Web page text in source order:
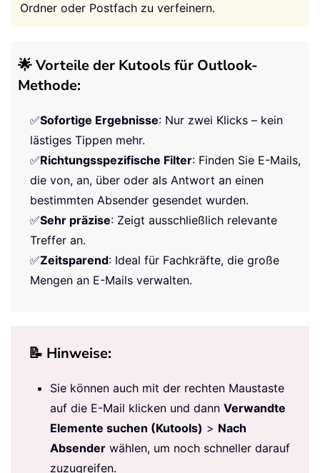
Ordner oder Postfach zu verfeinern.
🌟 Vorteile der Kutools für Outlook-
Methode:
✅Sofortige Ergebnisse: Nur zwei Klicks – kein
lästiges Tippen mehr.
✅Richtungsspezifische Filter: Finden Sie E-Mails,
die von, an, über oder als Antwort an einen
bestimmten Absender gesendet wurden.
✅Sehr präzise: Zeigt ausschließlich relevante
Treffer an.
✅Zeitsparend: Ideal für Fachkräfte, die große
Mengen an E-Mails verwalten.
📝 Hinweise:
Sie können auch mit der rechten Maustaste
auf die E-Mail klicken und dann Verwandte
Elemente suchen (Kutools) > Nach
Absender wählen, um noch schneller darauf
zuzugreifen.